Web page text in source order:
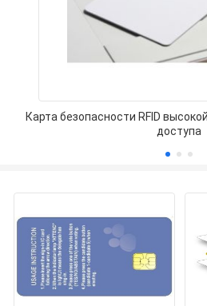
Карта безопасности RFID
доступа